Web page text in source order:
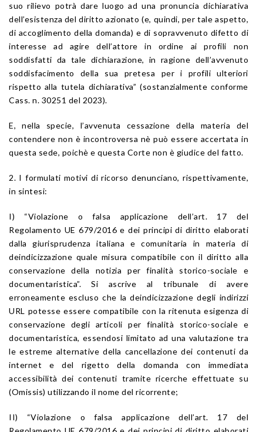
suo rilievo potrà dare luogo ad una pronuncia dichiarativa
dell’esistenza del diritto azionato (e, quindi, per tale aspetto,
di accoglimento della domanda) e di sopravvenuto difetto di
interesse ad agire dell’attore in ordine ai profili non
soddisfatti da tale dichiarazione, in ragione dell’avvenuto
soddisfacimento della sua pretesa per i profili ulteriori
rispetto alla tutela dichiarativa” (sostanzialmente conforme
Cass. n. 30251 del 2023).
E, nella specie, l’avvenuta cessazione della materia del
contendere non è incontroversa nè può essere accertata in
questa sede, poichè e questa Corte non è giudice del fatto.
2. I formulati motivi di ricorso denunciano, rispettivamente,
in sintesi:
I) “Violazione o falsa applicazione dell’art. 17 del
Regolamento UE 679/2016 e dei principi di diritto elaborati
dalla giurisprudenza italiana e comunitaria in materia di
deindicizzazione quale misura compatibile con il diritto alla
conservazione della notizia per finalità storico-sociale e
documentaristica”. Si ascrive al tribunale di avere
erroneamente escluso che la deindicizzazione degli indirizzi
URL potesse essere compatibile con la ritenuta esigenza di
conservazione degli articoli per finalità storico-sociale e
documentaristica, essendosi limitato ad una valutazione tra
le estreme alternative della cancellazione dei contenuti da
internet e del rigetto della domanda con immediata
accessibilità dei contenuti tramite ricerche effettuate su
(Omissis) utilizzando il nome del ricorrente;
II) “Violazione o falsa applicazione dell’art. 17 del